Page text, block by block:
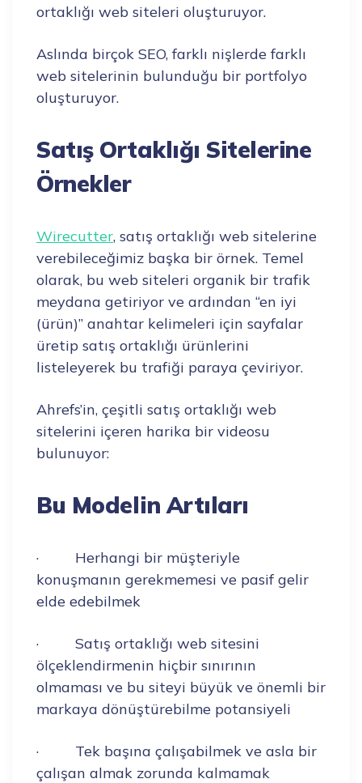
ortaklığı web siteleri oluşturuyor.
Aslında birçok SEO, farklı nişlerde farklı
web sitelerinin bulunduğu bir portfolyo
oluşturuyor.
Satış Ortaklığı Sitelerine
Örnekler
Wirecutter, satış ortaklığı web sitelerine
verebileceğimiz başka bir örnek. Temel
olarak, bu web siteleri organik bir trafik
meydana getiriyor ve ardından “en iyi
(ürün)” anahtar kelimeleri için sayfalar
üretip satış ortaklığı ürünlerini
listeleyerek bu trafiği paraya çeviriyor.
Ahrefs’in, çeşitli satış ortaklığı web
sitelerini içeren harika bir videosu
bulunuyor:
Bu Modelin Artıları
· Herhangi bir müşteriyle
konuşmanın gerekmemesi ve pasif gelir
elde edebilmek
· Satış ortaklığı web sitesini
ölçeklendirmenin hiçbir sınırının
olmaması ve bu siteyi büyük ve önemli bir
markaya dönüştürebilme potansiyeli
· Tek başına çalışabilmek ve asla bir
çalışan almak zorunda kalmamak